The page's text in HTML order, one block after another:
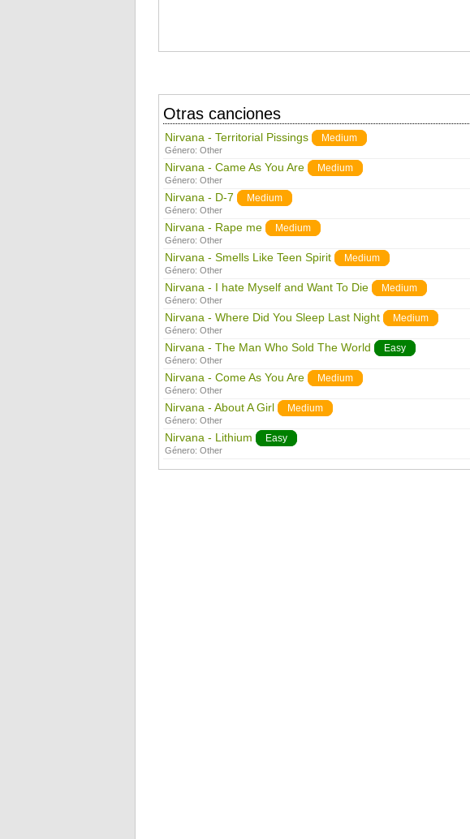
Otras canciones
Nirvana - Territorial Pissings Medium
Género: Other
Nirvana - Came As You Are Medium
Género: Other
Nirvana - D-7 Medium
Género: Other
Nirvana - Rape me Medium
Género: Other
Nirvana - Smells Like Teen Spirit Medium
Género: Other
Nirvana - I hate Myself and Want To Die Medium
Género: Other
Nirvana - Where Did You Sleep Last Night Medium
Género: Other
Nirvana - The Man Who Sold The World Easy
Género: Other
Nirvana - Come As You Are Medium
Género: Other
Nirvana - About A Girl Medium
Género: Other
Nirvana - Lithium Easy
Género: Other